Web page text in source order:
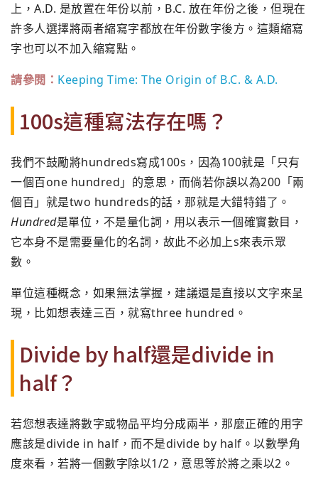
上，A.D. 是放置在年份以前，B.C. 放在年份之後， 但現在
許多人選擇將兩者縮寫字都放在年份數字後方。 這類縮寫
字也可以不加入縮寫點。
請參閱： Keeping Time: The Origin of B.C. & A.D.
100s這種寫法存在嗎？
我們不鼓勵將hundreds寫成100s，因為100就是「只有
一個百one hundred」的意思，而倘若你誤以為200「兩
個百」 就是two hundreds的話，那就是大錯特錯了。
Hundred是單位，不是量化詞，用以表示一個確實數目，
它本身不是需要量化的名詞，故此不必加上s來表示眾
數。
單位這種概念，如果無法掌握，建議還是直接以文字來呈
現， 比如想表達三百，就寫three hundred。
Divide by half還是divide in
half？
若您想表達將數字或物品平均分成兩半， 那麼正確的用字
應該是divide in half，而不是divide by half。以數學角
度來看，若將一個數字除以1/2， 意思等於將之乘以2。